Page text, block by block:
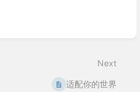
Next
适配你的世界